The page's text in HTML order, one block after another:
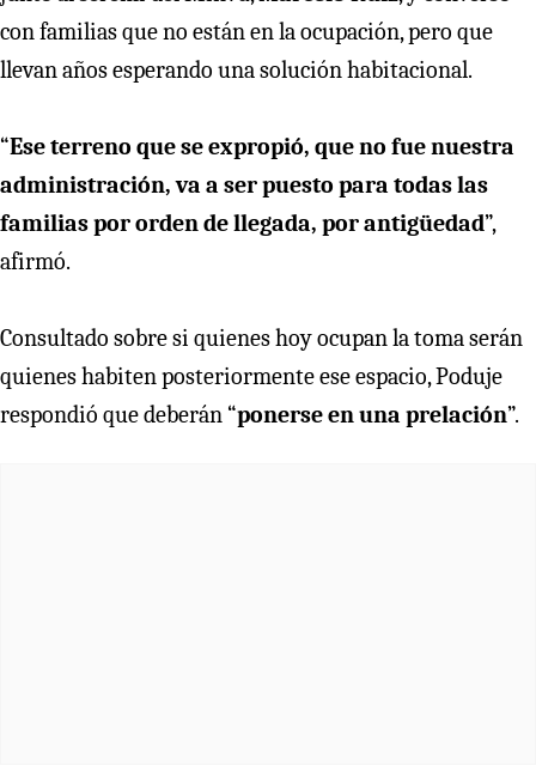
con familias que no están en la ocupación, pero que
llevan años esperando una solución habitacional.
“Ese terreno que se expropió, que no fue nuestra
administración, va a ser puesto para todas las
familias por orden de llegada, por antigüedad”,
afirmó.
Consultado sobre si quienes hoy ocupan la toma serán
quienes habiten posteriormente ese espacio, Poduje
respondió que deberán “ponerse en una prelación”.